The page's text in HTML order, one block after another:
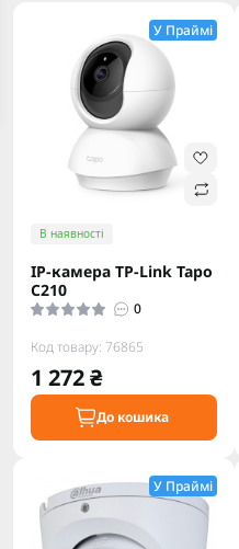
У Праймі
В наявності
IP-камера TP-Link Tapo
C210
0
Код товару: 76865
1 272 ₴
До кошика
У Праймі